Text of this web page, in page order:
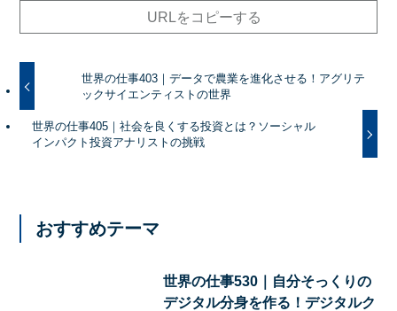
URLをコピーする
世界の仕事403｜データで農業を進化させる！アグリテ
ックサイエンティストの世界
世界の仕事405｜社会を良くする投資とは？ソーシャル
インパクト投資アナリストの挑戦
おすすめテーマ
世界の仕事530｜自分そっくりの
デジタル分身を作る！デジタルク